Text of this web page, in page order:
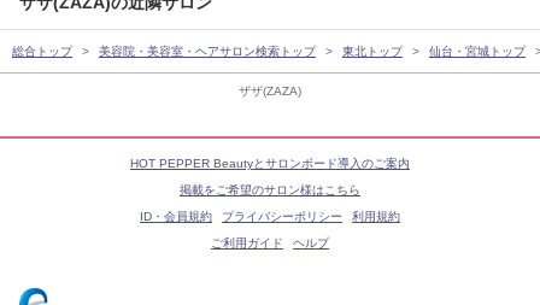
ザザ(ZAZA)
総合トップ 美容院・美容室・ヘアサロン検索トップ 東北トップ 仙台・宮城トップ
HOT PEPPER Beautyとサロンボード導入のご案内
掲載をご希望のサロン様はこちら
ID・会員規約
プライバシーポリシー
利用規約
ご利用ガイド
ヘルプ